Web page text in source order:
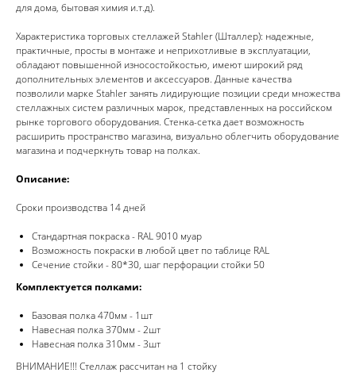
для дома, бытовая химия и.т.д).
Характеристика торговых стеллажей Stahler (Шталлер): надежные,
практичные, просты в монтаже и неприхотливые в эксплуатации,
обладают повышенной износостойкостью, имеют широкий ряд
дополнительных элементов и аксессуаров. Данные качества
позволили марке Stahler занять лидирующие позиции среди множества
стеллажных систем различных марок, представленных на российском
рынке торгового оборудования. Стенка-сетка дает возможность
расширить пространство магазина, визуально облегчить оборудование
магазина и подчеркнуть товар на полках.
Описание:
Сроки производства 14 дней
Стандартная покраска - RAL 9010 муар
Возможность покраски в любой цвет по таблице RAL
Сечение стойки - 80*30, шаг перфорации стойки 50
Комплектуется полками:
Базовая полка 470мм - 1шт
Навесная полка 370мм - 2шт
Навесная полка 310мм - 3шт
ВНИМАНИЕ!!! Стеллаж рассчитан на 1 стойку